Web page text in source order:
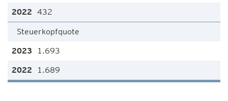
432
Steuerkopfquote
1.693
1.689